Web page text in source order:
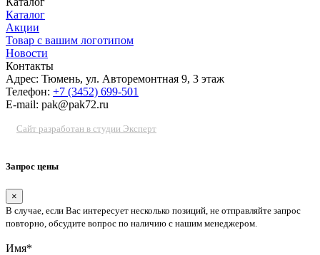
Каталог
Акции
Товар с вашим логотипом
Новости
Контакты
Адрес: Тюмень, ул. Авторемонтная 9, 3 этаж
Телефон: +7 (3452) 699-501
E-mail: pak@pak72.ru
Сайт разработан в студии Эксперт
Запрос цены
×
В случае, если Вас интересует несколько позиций, не отправляйте запрос
повторно, обсудите вопрос по наличию с нашим менеджером.
Имя*